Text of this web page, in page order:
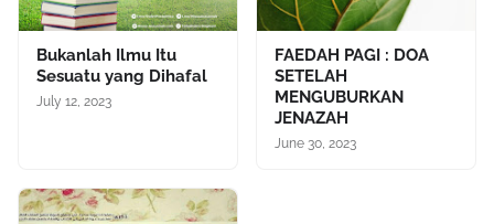
Bukanlah Ilmu Itu
Sesuatu yang Dihafal
July 12, 2023
FAEDAH PAGI : DOA
SETELAH
MENGUBURKAN
JENAZAH
June 30, 2023